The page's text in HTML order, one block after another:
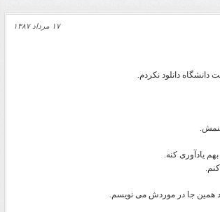
۱۷ مرداد ۱۳۸۷
دانلود نکردم.
یادآوری کنه.
همین جا در موردش می نویسم.